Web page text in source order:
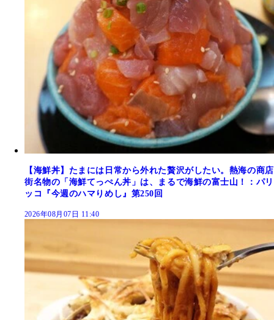
【海鮮丼】たまには日常から外れた贅沢がしたい。熱海の商店
街名物の「海鮮てっぺん丼」は、まるで海鮮の富士山！：パリ
ッコ『今週のハマりめし』第250回
2026年08月07日 11:40